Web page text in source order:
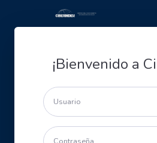
¡Bienvenido a